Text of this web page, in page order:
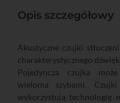
Opis szczegółowy
Akustyczne czujki
charakterystycznego
Pojedyncza czujka
wieloma szybami.
wykorzystują technologię